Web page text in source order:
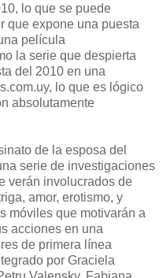
lo que se puede
que expone una puesta
película
la serie que despierta
del 2010 en una
lo que es lógico
absolutamente
de la esposa del
serie de investigaciones
verán involucrados de
amor, erotismo, y
móviles que motivarán a
acciones en una
de primera línea
por Graciela